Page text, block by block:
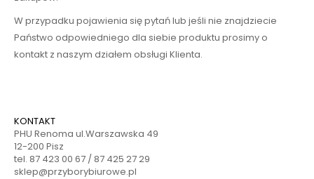
W przypadku pojawienia się pytań lub jeśli nie znajdziecie
Państwo odpowiedniego dla siebie produktu prosimy o
kontakt z naszym działem obsługi Klienta.
KONTAKT
PHU Renoma ul.Warszawska 49
12-200 Pisz
tel. 87 423 00 67 / 87 425 27 29
sklep@przyborybiurowe.pl